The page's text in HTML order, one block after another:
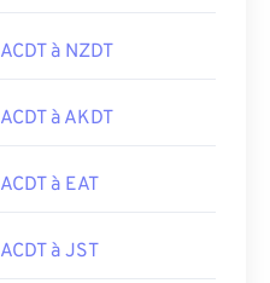
ACDT à NZDT
ACDT à AKDT
ACDT à EAT
ACDT à JST